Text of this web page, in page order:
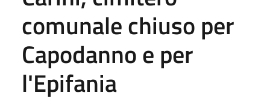
comunale chiuso per
Capodanno e per
l'Epifania